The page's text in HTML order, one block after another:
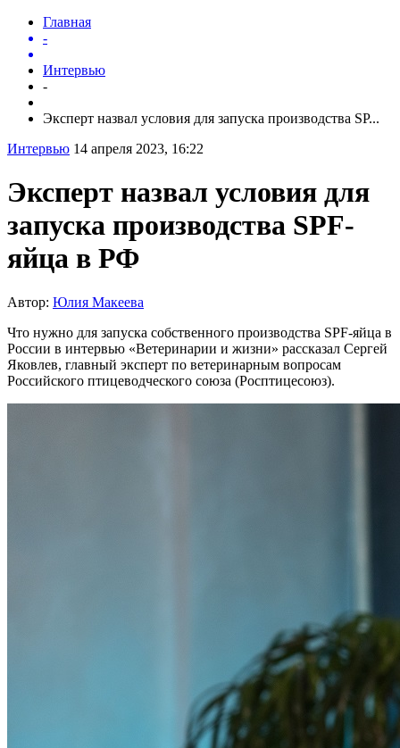
Главная
-
Интервью
-
Эксперт назвал условия для запуска производства SP...
Интервью 14 апреля 2023, 16:22
Эксперт назвал условия для
запуска производства SPF-
яйца в РФ
Автор: Юлия Макеева
Что нужно для запуска собственного производства SPF-яйца в
России в интервью «Ветеринарии и жизни» рассказал Сергей
Яковлев, главный эксперт по ветеринарным вопросам
Российского птицеводческого союза (Росптицесоюз).